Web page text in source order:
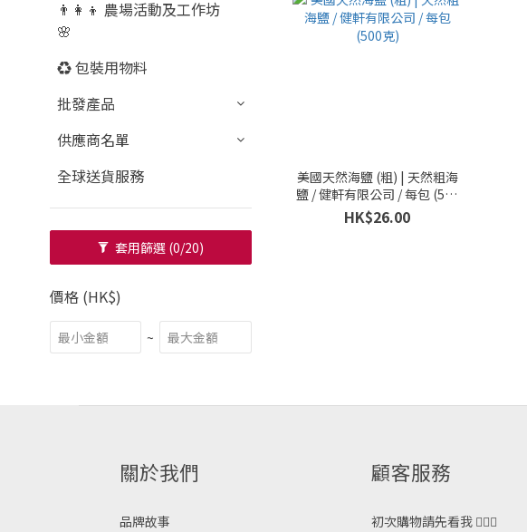
👨‍👩‍👦 農場活動及工作坊
🌸
♻️ 包裝用物料
批發產品
供應商名單
全球送貨服務
套用篩選 (0/20)
價格 (HK$)
~
美國天然海鹽 (粗) | 天然粗海
鹽 / 健軒有限公司 / 每包 (500
克)
HK$26.00
關於我們
品牌故事
顧客服務
初次購物請先看我 🙋🏻‍♀️